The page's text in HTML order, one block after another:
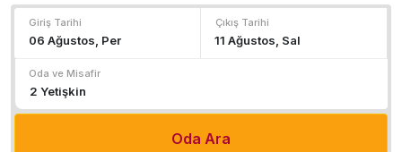
Giriş Tarihi Çıkış Tarihi
Oda ve Misafir
Oda Ara